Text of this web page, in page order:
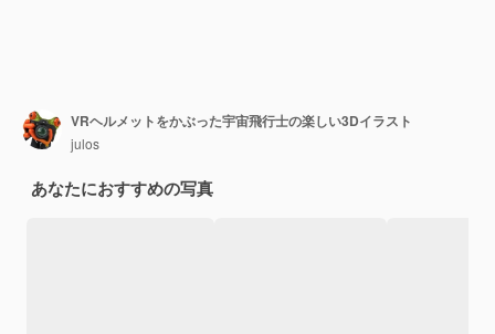
VRヘルメットをかぶった宇宙飛行士の楽しい3Dイラスト
julos
あなたにおすすめの写真